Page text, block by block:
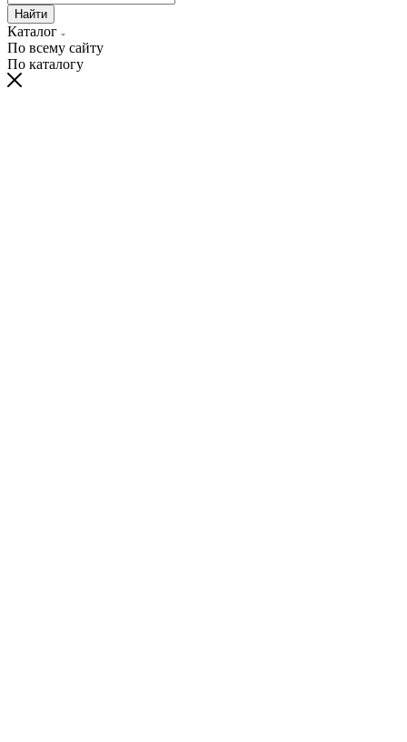
Найти
Каталог
По всему сайту
По каталогу